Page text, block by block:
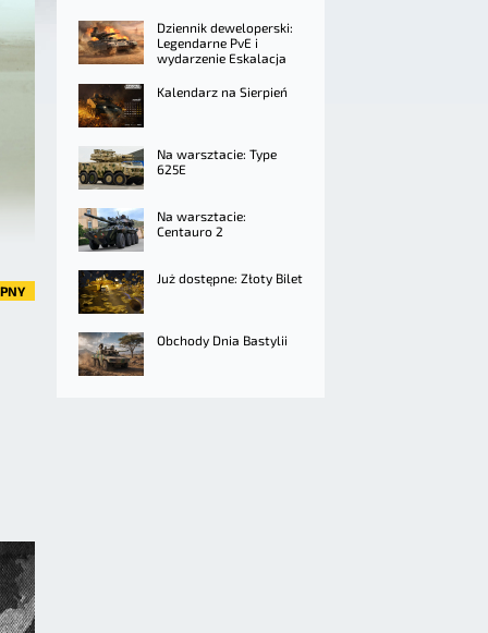
Dziennik deweloperski:
Legendarne PvE i
wydarzenie Eskalacja
Kalendarz na Sierpień
Na warsztacie: Type
625E
Na warsztacie:
Centauro 2
Już dostępne: Złoty Bilet
Obchody Dnia Bastylii